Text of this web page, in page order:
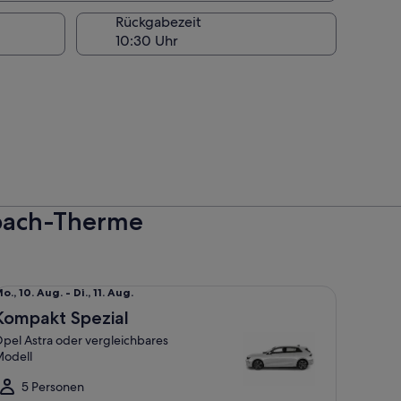
Rückgabezeit
Therme
11.
10. Aug. - Di., 11. Aug.
Spezial
Astra oder vergleichbares
5 Personen